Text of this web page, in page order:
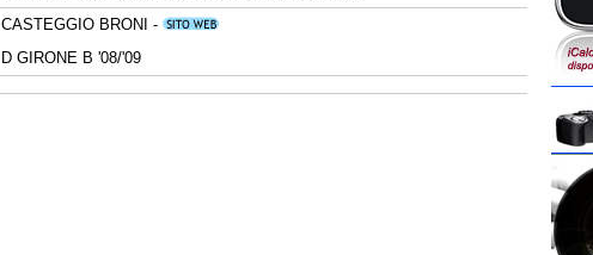
CASTEGGIO BRONI -
D GIRONE B '08/'09